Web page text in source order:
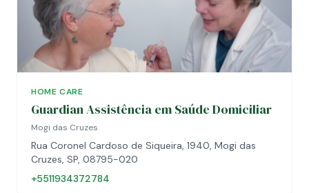
HOME CARE
Guardian Assistência em Saúde Domiciliar
Mogi das Cruzes
Rua Coronel Cardoso de Siqueira, 1940, Mogi das
Cruzes, SP, 08795-020
+5511934372784